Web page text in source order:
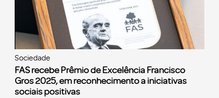
Sociedade
FAS recebe Prêmio de Excelência Francisco
Gros 2025, em reconhecimento a iniciativas
sociais positivas